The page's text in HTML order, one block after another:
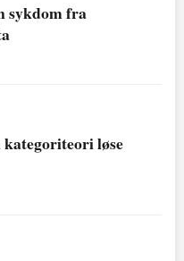
sykdom fra
løse